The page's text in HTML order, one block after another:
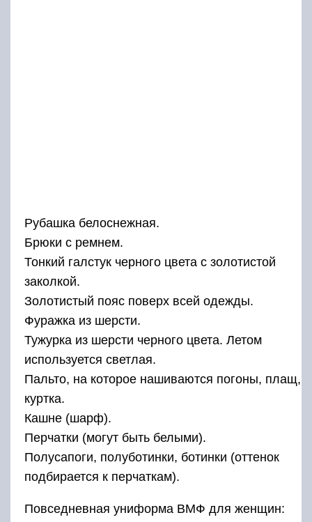
Рубашка белоснежная.
Брюки с ремнем.
Тонкий галстук черного цвета с золотистой
заколкой.
Золотистый пояс поверх всей одежды.
Фуражка из шерсти.
Тужурка из шерсти черного цвета. Летом
используется светлая.
Пальто, на которое нашиваются погоны, плащ,
куртка.
Кашне (шарф).
Перчатки (могут быть белыми).
Полусапоги, полуботинки, ботинки (оттенок
подбирается к перчаткам).
Повседневная униформа ВМФ для женщин: